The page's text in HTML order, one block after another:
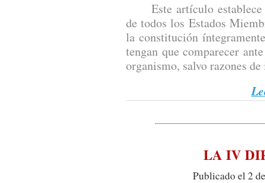
Este artículo establece
de todos los Estados
la constitución
tengan que comparecer
organismo, salvo razones
LA IV
Publicado el 2